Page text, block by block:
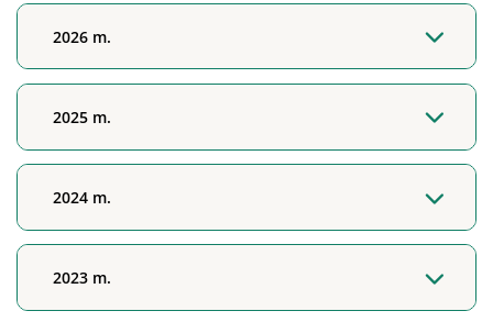
2026 m.
2025 m.
2024 m.
2023 m.